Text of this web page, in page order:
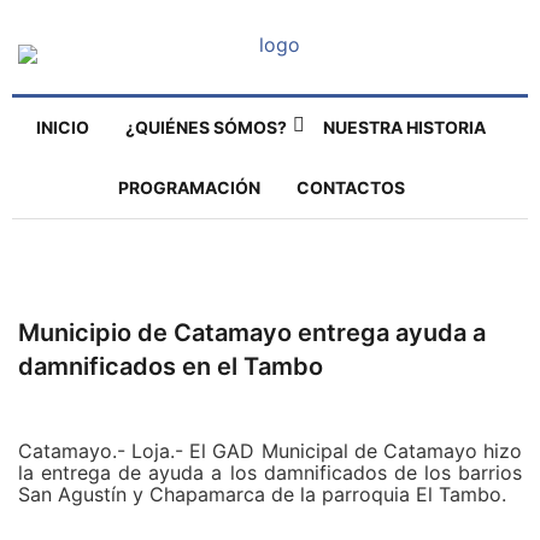
INICIO ¿QUIÉNES SÓMOS? NUESTRA HISTORIA
PROGRAMACIÓN CONTACTOS
Municipio de Catamayo entrega ayuda a
damnificados en el Tambo
Catamayo.- Loja.- El GAD Municipal de Catamayo hizo
la entrega de ayuda a los damnificados de los barrios
San Agustín y Chapamarca de la parroquia El Tambo.